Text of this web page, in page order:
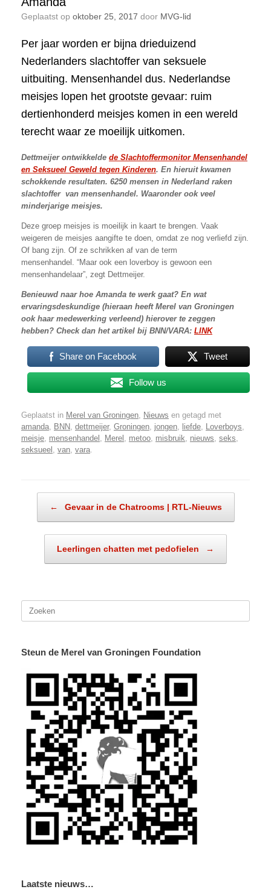
Geplaatst op oktober 25, 2017 door MVG-lid
Per jaar worden er bijna drieduizend
Nederlanders slachtoffer van seksuele
uitbuiting. Mensenhandel dus. Nederlandse
meisjes lopen het grootste gevaar: ruim
dertienhonderd meisjes komen in een wereld
terecht waar ze moeilijk uitkomen.
Dettmeijer ontwikkelde de Slachtoffermonitor Mensenhandel
en Seksueel Geweld tegen Kinderen. En hieruit kwamen
schokkende resultaten. 6250 mensen in Nederland raken
slachtoffer van mensenhandel. Waaronder ook veel
minderjarige meisjes.
Deze groep meisjes is moeilijk in kaart te brengen. Vaak
weigeren de meisjes aangifte te doen, omdat ze nog verliefd zijn.
Of bang zijn. Of ze schrikken af van de term
mensenhandel. “Maar ook een loverboy is gewoon een
mensenhandelaar”, zegt Dettmeijer.
Benieuwd naar hoe Amanda te werk gaat? En wat
ervaringsdeskundige (hieraan heeft Merel van Groningen
ook haar medewerking verleend) hierover te zeggen
hebben? Check dan het artikel bij BNN/VARA: LINK
Share on Facebook Tweet
Follow us
Geplaatst in Merel van Groningen Nieuws en getagd met
amanda
BNN dettmeijer, Groningen jongen liefde Loverboys
meisje mensenhandel Merel metoo misbruik nieuws seks
seksueel
van vara
← Gevaar in de Chatrooms | RTL-Nieuws
Leerlingen chatten met pedofielen →
Steun de Merel van Groningen Foundation
Laatste nieuws…